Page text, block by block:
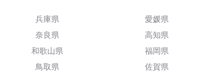
兵庫県
奈良県
和歌山県
鳥取県
愛媛県
高知県
福岡県
佐賀県